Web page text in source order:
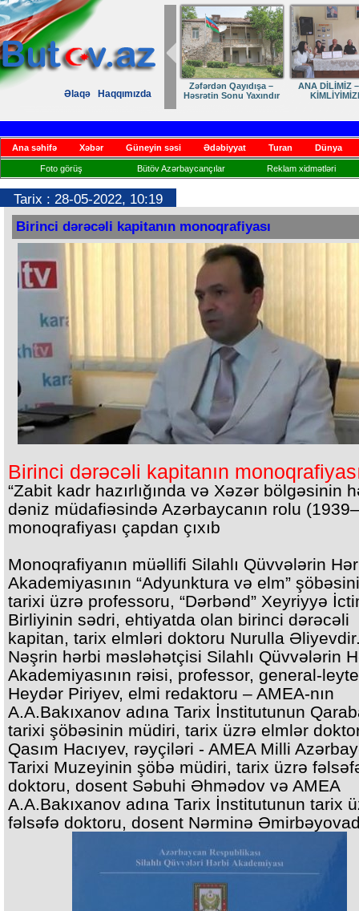
Əlaqə Haqqımızda
Zəfərdən Qayıdışa –
Həsrətin Sonu Yaxındır
ANA DİLİMİZ
Ana səhifə Xəbər Güneyin səsi Ədəbiyyat Turan Dünya
Foto görüş Bütöv Azərbaycançılar Reklam xidmətləri
Tarix : 28-05-2022, 10:19
Birinci dərəcəli kapitanın monoqrafiyası
Birinci dərəcəli kapitanın
“Zabit kadr hazırlığında və Xəzər bölgəsinin
dəniz müdafiəsində Azərbaycanın rolu
monoqrafiyası çapdan çıxıb
Monoqrafiyanın müəllifi Silahlı Qüvvələrin
Akademiyasının “Adyunktura və elm”
tarixi üzrə professoru, “Dərbənd” Xeyriyyə
Birliyinin sədri, ehtiyatda olan birinci dərəcəli
kapitan, tarix elmləri doktoru Nurulla
Nəşrin hərbi məsləhətçisi Silahlı Qüvvələrin
Akademiyasının rəisi, professor, general-
Heydər Piriyev, elmi redaktoru – AMEA-nın
A.A.Bakıxanov adına Tarix İnstitutunun
tarixi şöbəsinin müdiri, tarix üzrə elmlər
Qasım Hacıyev, rəyçiləri - AMEA Milli
Tarixi Muzeyinin şöbə müdiri, tarix üzrə
doktoru, dosent Səbuhi Əhmədov və AMEA
A.A.Bakıxanov adına Tarix İnstitutunun tarix
fəlsəfə doktoru, dosent Nərminə